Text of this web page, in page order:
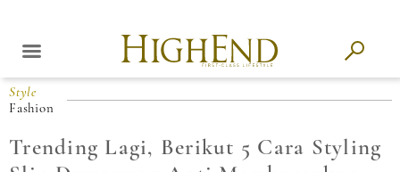
Style
Fashion
Trending Lagi, Berikut 5 Cara Styling